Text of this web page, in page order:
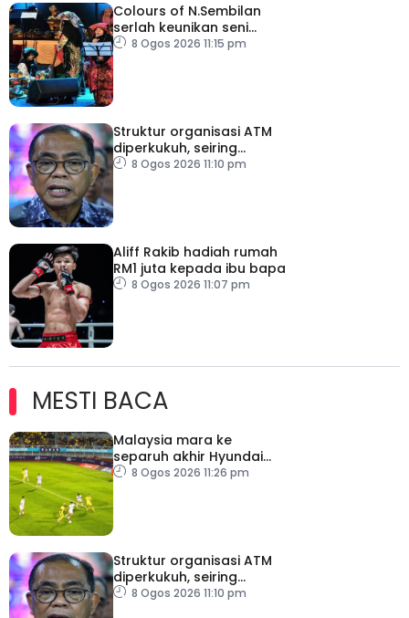
Colours of N.Sembilan
serlah keunikan seni
budaya negeri beradat
8 Ogos 2026 11:15 pm
Struktur organisasi ATM
diperkukuh, seiring
pemodenan aset
8 Ogos 2026 11:10 pm
Aliff Rakib hadiah rumah
RM1 juta kepada ibu bapa
8 Ogos 2026 11:07 pm
MESTI BACA
Malaysia mara ke
separuh akhir Hyundai
ASEAN Cup
8 Ogos 2026 11:26 pm
Struktur organisasi ATM
diperkukuh, seiring
pemodenan aset
8 Ogos 2026 11:10 pm